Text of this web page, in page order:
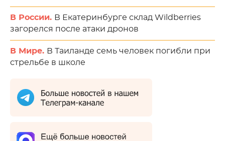
В России. В Екатеринбурге склад Wildberries
загорелся после атаки дронов
В Мире. В Таиланде семь человек погибли при
стрельбе в школе